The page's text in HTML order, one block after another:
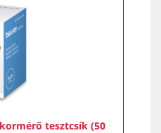
tesztcsík (50